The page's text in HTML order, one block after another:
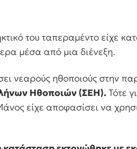
του ταπεραμέντο είχε
μέσα από μια διένεξη.
νεαρούς ηθοποιούς στην
Ηθοποιών (ΣΕΗ). Τότε
είχε αποφασίσει να